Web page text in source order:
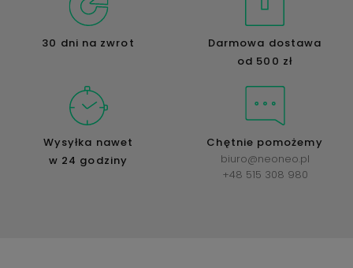
30 dni na zwrot
Darmowa dostawa
od 500 zł
Wysyłka nawet
w 24 godziny
Chętnie pomożemy
biuro@neoneo.pl
+48 515 308 980